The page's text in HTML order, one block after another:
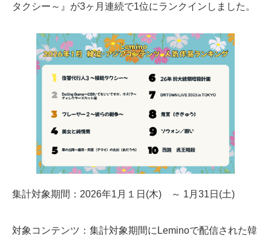
タクシー～』が3ヶ月連続で1位にランクインしました。
集計対象期間：2026年1月１日(木) ～ 1月31日(土)
対象コンテンツ：集計対象期間にLeminoで配信された韓